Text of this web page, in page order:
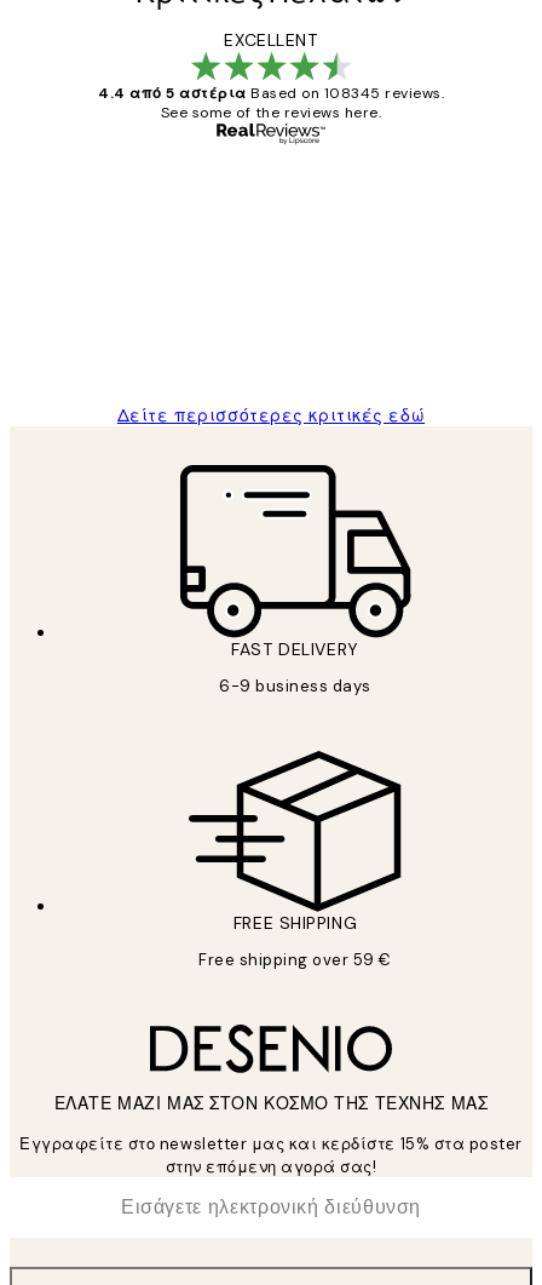
EXCELLENT
4.4 από 5 αστέρια Based on 108345 reviews.
See some of the reviews here.
Δείτε περισσότερες κριτικές εδώ
FAST DELIVERY
6-9 business days
FREE SHIPPING
Free shipping over 59 €
ΕΛΑΤΕ ΜΑΖΙ ΜΑΣ ΣΤΟΝ ΚΟΣΜΟ ΤΗΣ ΤΕΧΝΗΣ ΜΑΣ
Εγγραφείτε στο newsletter μας και κερδίστε 15% στα poster
στην επόμενη αγορά σας!
Ηλεκτρονική Διεύθυνση